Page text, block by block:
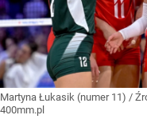
Martyna Łukasik (numer 11) /
400mm.pl